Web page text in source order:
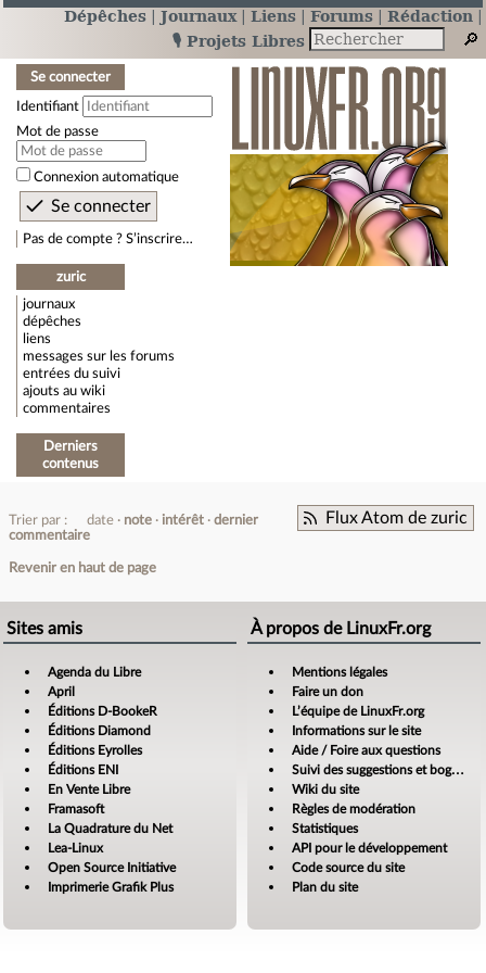
Dépêches Journaux Liens Forums
Rédaction
🎙️ Projets Libres
Se connecter
Identifiant
Mot de passe
Connexion automatique
Pas de compte ? S’inscrire…
zuric
journaux
dépêches
liens
messages sur les forums
entrées du suivi
ajouts au wiki
commentaires
Derniers
contenus
Flux Atom de zuric
Trier par : date note intérêt
dernier
commentaire
Revenir en haut de page
Sites amis
Agenda du Libre
April
Éditions D-BookeR
Éditions Diamond
Éditions Eyrolles
Éditions ENI
En Vente Libre
Framasoft
La Quadrature du Net
Lea-Linux
Open Source Initiative
Imprimerie Grafik Plus
À propos de LinuxFr.org
Mentions légales
Faire un don
L’équipe de LinuxFr.org
Informations sur le site
Aide / Foire aux questions
Suivi des suggestions et bogues
Wiki du site
Règles de modération
Statistiques
API pour le développement
Code source du site
Plan du site